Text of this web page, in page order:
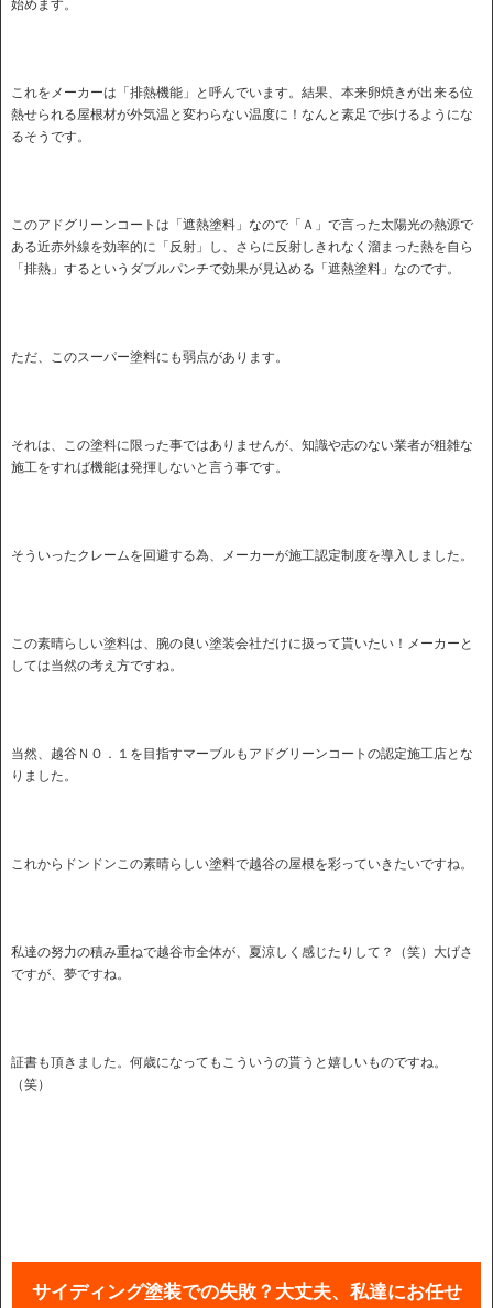
始めます。
これをメーカーは「排熱機能」と呼んでいます。結果、本来卵焼きが出来る位
熱せられる屋根材が外気温と変わらない温度に！なんと素足で歩けるようにな
るそうです。
このアドグリーンコートは「遮熱塗料」なので「Ａ」で言った太陽光の熱源で
ある近赤外線を効率的に「反射」し、さらに反射しきれなく溜まった熱を自ら
「排熱」するというダブルパンチで効果が見込める「遮熱塗料」なのです。
ただ、このスーパー塗料にも弱点があります。
それは、この塗料に限った事ではありませんが、知識や志のない業者が粗雑な
施工をすれば機能は発揮しないと言う事です。
そういったクレームを回避する為、メーカーが施工認定制度を導入しました。
この素晴らしい塗料は、腕の良い塗装会社だけに扱って貰いたい！メーカーと
しては当然の考え方ですね。
当然、越谷ＮＯ．１を目指すマーブルもアドグリーンコートの認定施工店とな
りました。
これからドンドンこの素晴らしい塗料で越谷の屋根を彩っていきたいですね。
私達の努力の積み重ねで越谷市全体が、夏涼しく感じたりして？（笑）大げさ
ですが、夢ですね。
証書も頂きました。何歳になってもこういうの貰うと嬉しいものですね。
（笑）
サイディング塗装での失敗？大丈夫、私達にお任せ